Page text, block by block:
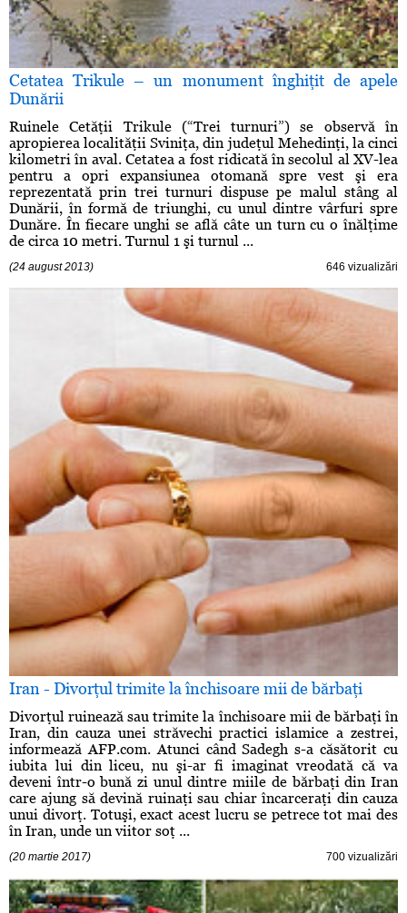
Cetatea Trikule – un monument înghiţit de apele
Dunării
Ruinele Cetăţii Trikule (“Trei turnuri”) se observă în
apropierea localităţii Sviniţa, din judeţul Mehedinţi, la cinci
kilometri în aval. Cetatea a fost ridicată în secolul al XV-lea
pentru a opri expansiunea otomană spre vest şi era
reprezentată prin trei turnuri dispuse pe malul stâng al
Dunării, în formă de triunghi, cu unul dintre vârfuri spre
Dunăre. În fiecare unghi se află câte un turn cu o înălţime
de circa 10 metri. Turnul 1 şi turnul ...
(24 august 2013) 646 vizualizări
Iran - Divorţul trimite la închisoare mii de bărbaţi
Divorţul ruinează sau trimite la închisoare mii de bărbaţi în
Iran, din cauza unei străvechi practici islamice a zestrei,
informează AFP.com. Atunci când Sadegh s-a căsătorit cu
iubita lui din liceu, nu şi-ar fi imaginat vreodată că va
deveni într-o bună zi unul dintre miile de bărbaţi din Iran
care ajung să devină ruinaţi sau chiar încarceraţi din cauza
unui divorţ. Totuşi, exact acest lucru se petrece tot mai des
în Iran, unde un viitor soţ ...
(20 martie 2017) 700 vizualizări